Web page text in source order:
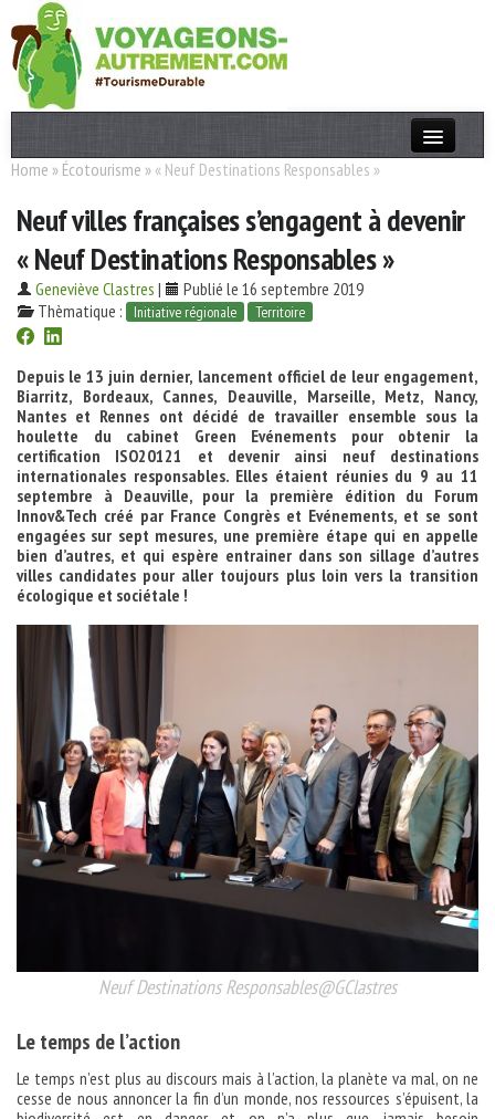
Actualités
T. Responsable
Destinations
Acteurs
Thèmes
OK
Home » Écotourisme » « Neuf Destinations Responsables »
Neuf villes françaises s’engagent à devenir
« Neuf Destinations Responsables »
Geneviève Clastres |
Publié le 16 septembre 2019
Thèmatique :
Initiative régionale Territoire
Depuis le 13 juin dernier, lancement officiel de leur engagement,
Biarritz, Bordeaux, Cannes, Deauville, Marseille, Metz, Nancy,
Nantes et Rennes ont décidé de travailler ensemble sous la
houlette du cabinet Green Evénements pour obtenir la
certification ISO20121 et devenir ainsi neuf destinations
internationales responsables. Elles étaient réunies du 9 au 11
septembre à Deauville, pour la première édition du Forum
Innov&Tech créé par France Congrès et Evénements, et se sont
engagées sur sept mesures, une première étape qui en appelle
bien d’autres, et qui espère entrainer dans son sillage d’autres
villes candidates pour aller toujours plus loin vers la transition
écologique et sociétale !
Neuf Destinations Responsables@GClastres
Le temps de l’action
Le temps n’est plus au discours mais à l’action, la planète va mal, on ne
cesse de nous annoncer la fin d’un monde, nos ressources s’épuisent, la